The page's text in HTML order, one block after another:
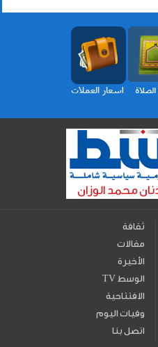
ثقافة
مقالات
الأخيرة
TV الوسط
الافتتاحية
وفيات اليوم
اتصل بنا